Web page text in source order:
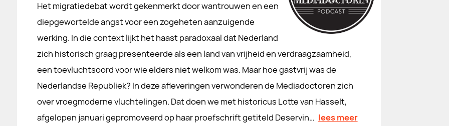
Het migratiedebat wordt gekenmerkt door wantrouwen en een
diepgewortelde angst voor een zogeheten aanzuigende
werking. In die context lijkt het haast paradoxaal dat Nederland
zich historisch graag presenteerde als een land van vrijheid en verdraagzaamheid,
een toevluchtsoord voor wie elders niet welkom was. Maar hoe gastvrij was de
Nederlandse Republiek? In deze afleveringen verwonderen de Mediadoctoren zich
over vroegmoderne vluchtelingen. Dat doen we met historicus Lotte van Hasselt,
afgelopen januari gepromoveerd op haar proefschrift getiteld Deservin… lees meer